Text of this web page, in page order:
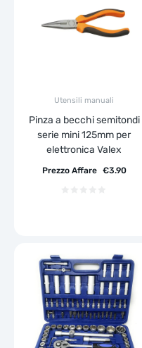
Utensili manuali
Pinza a becchi semitondi
serie mini 125mm per
elettronica Valex
€3.90
Prezzo Affare